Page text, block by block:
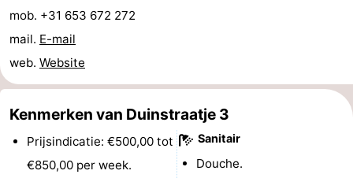
Schouwen-
Duiveland
Renesse
-
Brouwershaven
-
mob. +31 653 672 272
mail. E-mail
web. Website
Kenmerken van Duinstraatje 3
Prijsindicatie: €500,00 tot
€850,00 per week.
Sanitair
Douche.